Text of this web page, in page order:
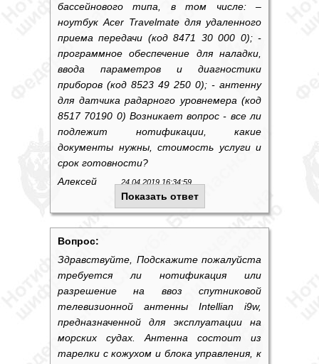
бассейнового типа, в том числе: –
ноутбук Acer Travelmate для удаленного
приема передачи (код 8471 30 000 0); -
программное обеспечение для наладки,
ввода параметров и диагностики
приборов (код 8523 49 250 0); - антенну
для датчика радарного уровнемера (код
8517 70190 0) Возникает вопрос - все ли
подлежит нотификации, какие
документы нужны, стоимость услуги и
срок готовности?
Алексей
24.04.2019 16:34:59
Показать ответ
Вопрос:
Здравствуйте, Подскажите пожалуйста
требуется ли нотификация или
разрешение на ввоз спутниковой
телевизионной антенны Intellian i9w,
предназначенной для эксплуатации на
морских судах. Антенна состоит из
тарелки с кожухом и блока управления, к